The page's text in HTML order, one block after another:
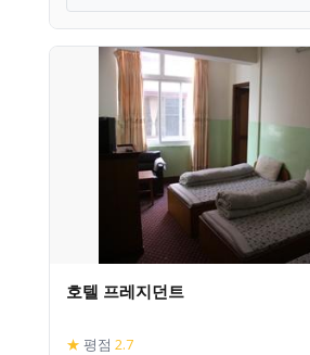
호텔 프레지던트
★ 평점 2.7